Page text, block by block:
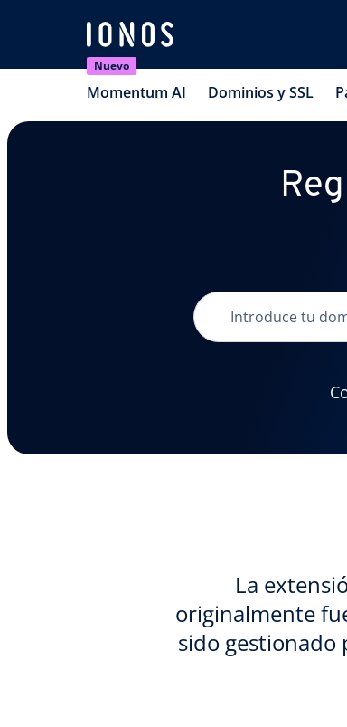
Nuevo
Momentum AI Dominios y SSL
La
originalmente
sido gestionado